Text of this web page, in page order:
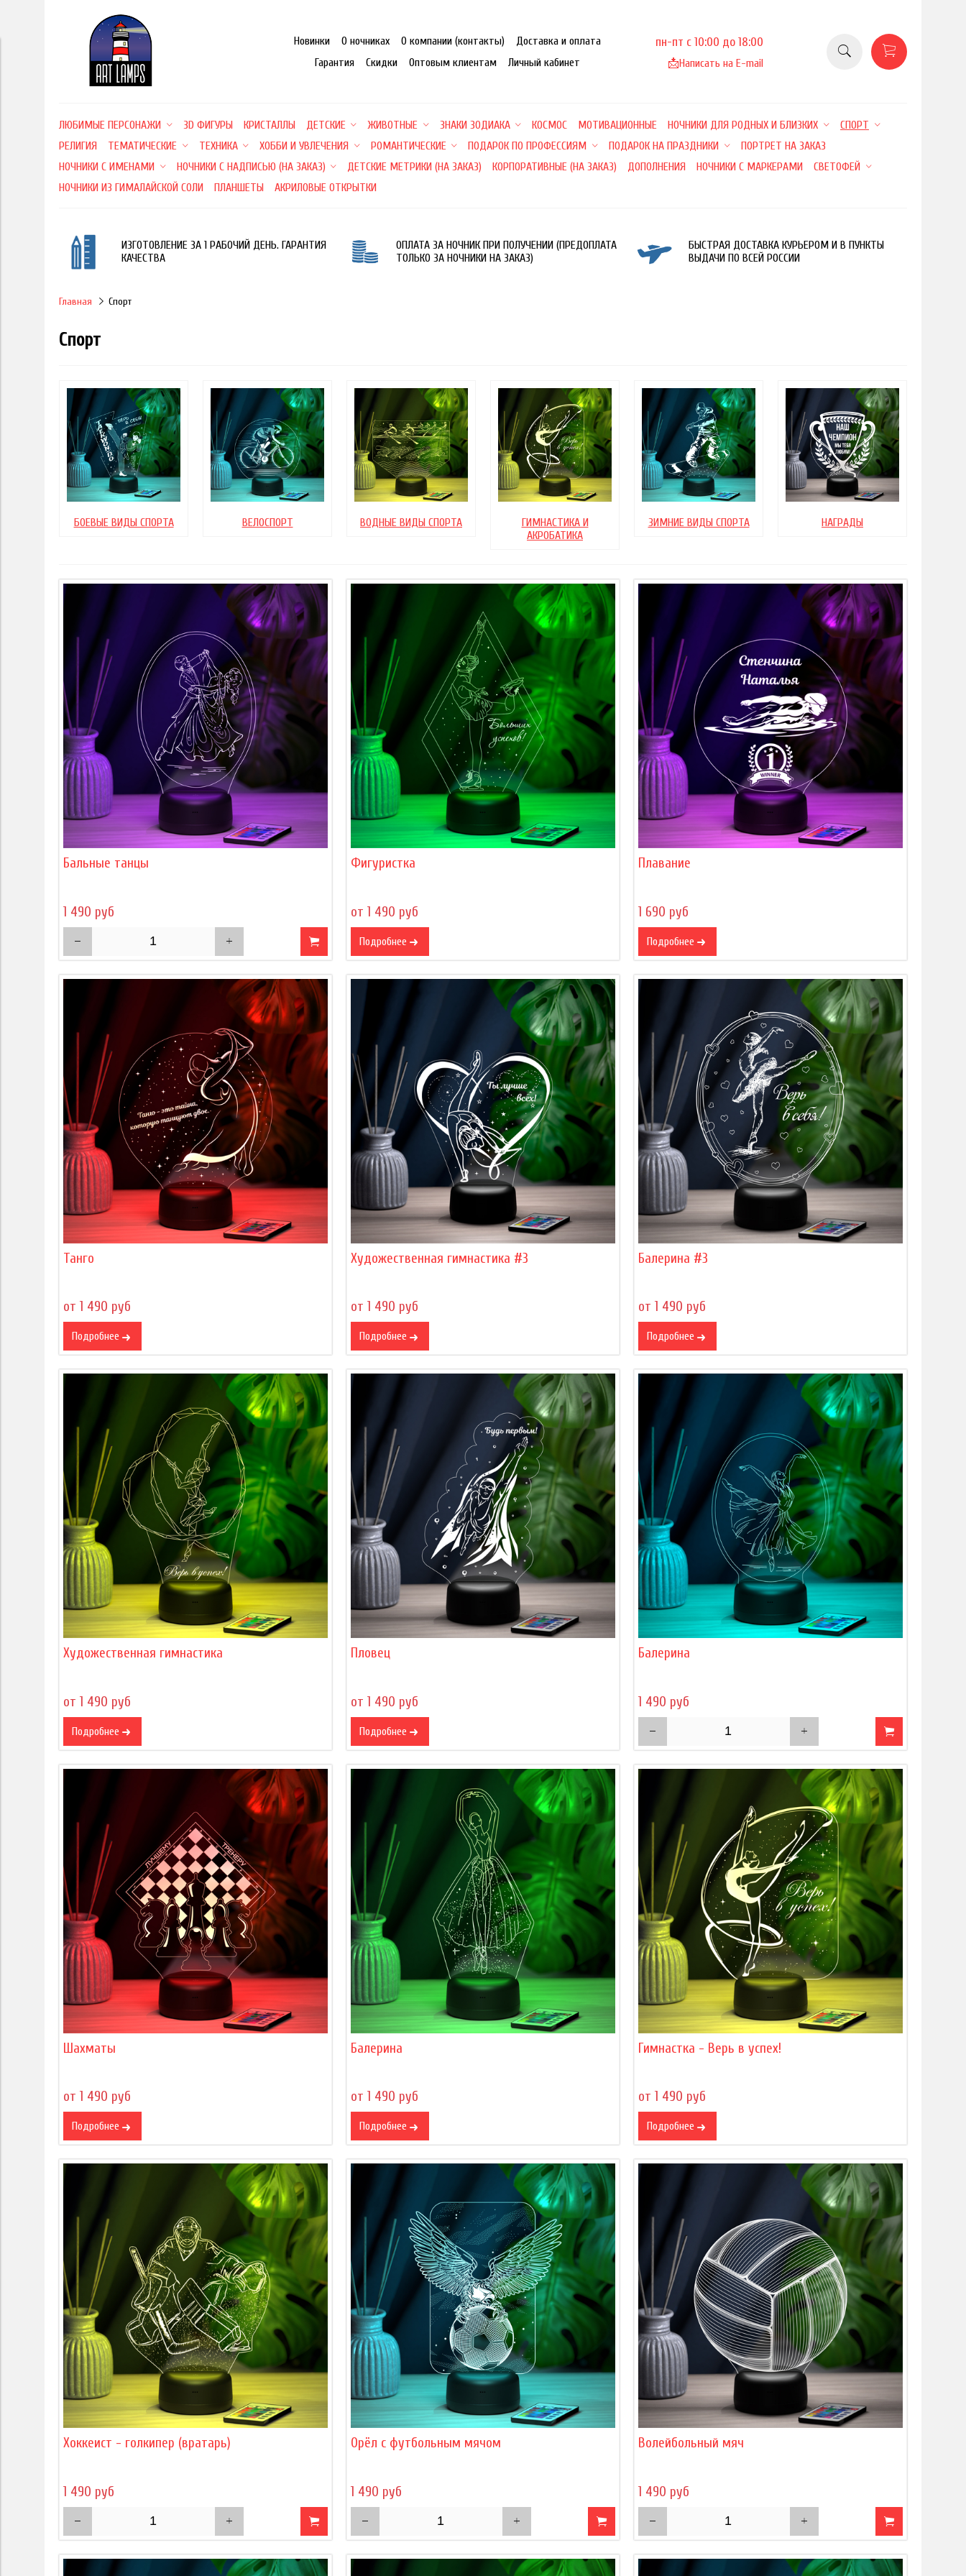
Новинки О ночниках О компании (контакты)
Доставка и оплата
Гарантия
Скидки Оптовым клиентам Личный кабинет
пн-пт с 10:00 до 18:00
📩Написать на E-mail
ЛЮБИМЫЕ ПЕРСОНАЖИ 3D ФИГУРЫ КРИСТАЛЛЫ ДЕТСКИЕ ЖИВОТНЫЕ ЗНАКИ ЗОДИАКА КОСМОС МОТИВАЦИОННЫЕ НОЧНИКИ ДЛЯ РОДНЫХ И БЛИЗКИХ
СПОРТ
РЕЛИГИЯ
ТЕМАТИЧЕСКИЕ ТЕХНИКА ХОББИ И УВЛЕЧЕНИЯ РОМАНТИЧЕСКИЕ ПОДАРОК ПО ПРОФЕССИЯМ ПОДАРОК НА ПРАЗДНИКИ
ПОРТРЕТ НА ЗАКАЗ
НОЧНИКИ С ИМЕНАМИ
НОЧНИКИ С НАДПИСЬЮ (НА ЗАКАЗ) ДЕТСКИЕ МЕТРИКИ (НА ЗАКАЗ) КОРПОРАТИВНЫЕ (НА ЗАКАЗ) ДОПОЛНЕНИЯ НОЧНИКИ С МАРКЕРАМИ
СВЕТОФЕЙ
НОЧНИКИ ИЗ ГИМАЛАЙСКОЙ СОЛИ
ПЛАНШЕТЫ АКРИЛОВЫЕ ОТКРЫТКИ
ИЗГОТОВЛЕНИЕ ЗА 1 РАБОЧИЙ ДЕНЬ. ГАРАНТИЯ
КАЧЕСТВА
ОПЛАТА ЗА НОЧНИК ПРИ ПОЛУЧЕНИИ (ПРЕДОПЛАТА
ТОЛЬКО ЗА НОЧНИКИ НА ЗАКАЗ)
БЫСТРАЯ ДОСТАВКА КУРЬЕРОМ И В ПУНКТЫ
ВЫДАЧИ ПО ВСЕЙ РОССИИ
Главная Спорт
Спорт
БОЕВЫЕ ВИДЫ СПОРТА ВЕЛОСПОРТ ВОДНЫЕ ВИДЫ СПОРТА
ГИМНАСТИКА И
АКРОБАТИКА
ЗИМНИЕ ВИДЫ СПОРТА НАГРАДЫ
Бальные танцы
1 490 руб
Фигуристка
от 1 490 руб
Подробнее
Плавание
1 690 руб
Подробнее
Танго
от 1 490 руб
Подробнее
Художественная гимнастика #3
от 1 490 руб
Подробнее
Балерина #3
от 1 490 руб
Подробнее
Художественная гимнастика
от 1 490 руб
Подробнее
Пловец
от 1 490 руб
Подробнее
Балерина
1 490 руб
Шахматы
от 1 490 руб
Подробнее
Балерина
от 1 490 руб
Подробнее
Гимнастка - Верь в успех!
от 1 490 руб
Подробнее
Хоккеист - голкипер (вратарь)
1 490 руб
Орёл с футбольным мячом
1 490 руб
Волейбольный мяч
1 490 руб